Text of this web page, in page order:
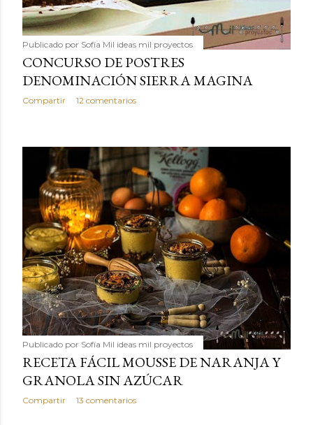
Publicado por Sofía Mil ideas mil proyectos
CONCURSO DE POSTRES
DENOMINACIÓN SIERRA MAGINA
Compartir 12 comentarios
Publicado por Sofía Mil ideas mil proyectos
RECETA FÁCIL MOUSSE DE NARANJA Y
GRANOLA SIN AZÚCAR
Compartir 13 comentarios